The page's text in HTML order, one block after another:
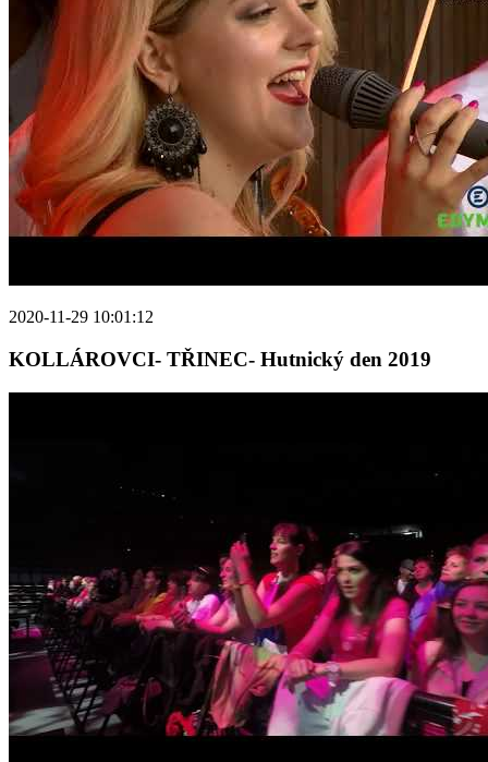
2020-11-29 10:01:12
KOLLÁROVCI- TŘINEC- Hutnický den 2019